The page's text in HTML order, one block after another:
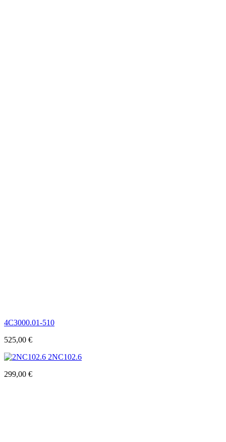
4C3000.01-510
525,00 €
2NC102.6
299,00 €